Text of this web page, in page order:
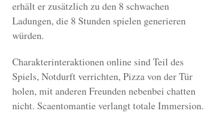
erhält er zusätzlich zu den 8 schwachen
Ladungen, die 8 Stunden spielen generieren
würden.
Charakterinteraktionen online sind Teil des
Spiels, Notdurft verrichten, Pizza von der Tür
holen, mit anderen Freunden nebenbei chatten
nicht. Scaentomantie verlangt totale Immersion.